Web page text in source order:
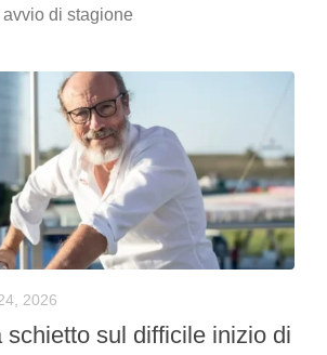
di stagione
2026
schietto sul difficile inizio di